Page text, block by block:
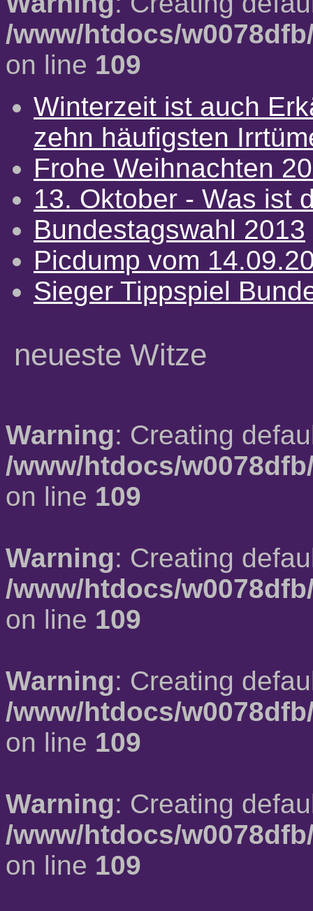
/www/htdocs/
on line 109
Winterzeit ist auch
zehn häufigsten
Frohe Weihnachten
13. Oktober - Was ist
Bundestagswahl 2013
Picdump vom
Sieger Tippspiel
neueste Witze
Warning: Creating
/www/htdocs/
on line 109
Warning: Creating
/www/htdocs/
on line 109
Warning: Creating
/www/htdocs/
on line 109
Warning: Creating
/www/htdocs/
on line 109